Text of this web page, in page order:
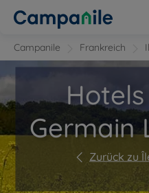
Campanile Frankreich
Germain
Zurück zu